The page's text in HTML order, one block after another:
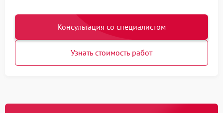
Консультация со специалистом
Узнать стоимость работ